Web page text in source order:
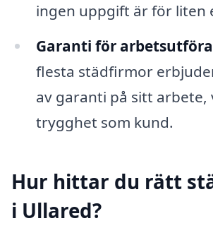
ingen uppgift är för liten
Garanti för
flesta städfirmor
av garanti på sitt arbete,
trygghet som kund.
Hur hittar du rätt
i Ullared?